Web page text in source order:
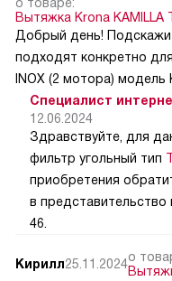
о товаре:
Вытяжка Krona KAMILLA
Добрый день!
подходят конкретно
INOX (2 мотора) модель
Специалист
12.06.2024
Здравствуйте, для
фильтр угольный тип
приобретения
в
46.
Кирилл25.11.2024о